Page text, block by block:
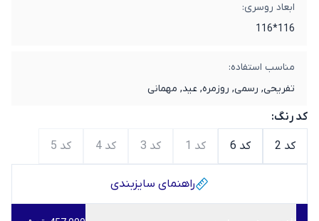
ابعاد روسری:
116*116
مناسب استفاده:
تفریحی, رسمی, روزمره, عید, مهمانی
کد رنگ:
کد 2 کد 6 کد 1 کد 3 کد 4 کد 5
راهنمای سایز‌بندی